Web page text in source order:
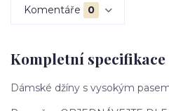
Komentáře 0
Kompletní specifikace
Dámské džíny s vysokým